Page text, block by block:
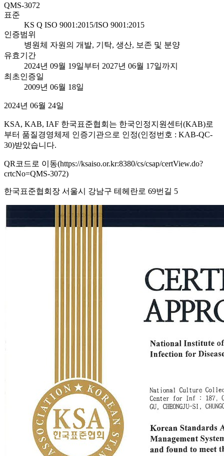
QMS-3072
표준
KS Q ISO 9001:2015/ISO 9001:2015
인증범위
병원체 자원의 개발, 기탁, 생산, 보존 및 분양
유효기간
2024년 09월 19일부터 2027년 06월 17일까지
최초인증일
2009년 06월 18일
2024년 06월 24일
KSA, KAB, IAF 한국표준협회는 한국인정지원센터(KAB)로
부터 품질경영체제 인증기관으로 인정(인정번호 : KAB-QC-
30)받았습니다.
QR코드로 이동(https://ksaiso.or.kr:8380/cs/csap/certView.do?
crtcNo=QMS-3072)
한국표준협회장 서울시 강남구 테헤란로 69번길 5